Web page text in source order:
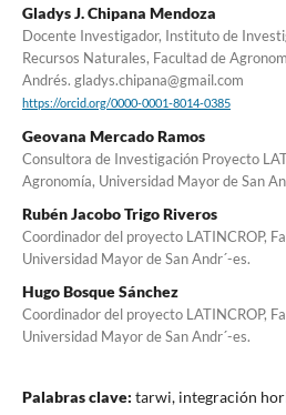
Gladys J. Chipana Mendoza
Docente Investigador, Instituto de
Recursos Naturales, Facultad de
Andrés. gladys.chipana@gmail.com
https://orcid.org/0000-0001-8014-0385
Geovana Mercado Ramos
Consultora de Investigación Proyecto
Agronomía, Universidad Mayor de San
Rubén Jacobo Trigo Riveros
Coordinador del proyecto LATINCROP,
Universidad Mayor de San Andr´-es.
Hugo Bosque Sánchez
Coordinador del proyecto LATINCROP,
Universidad Mayor de San Andr´-es.
Palabras clave: tarwi, integración